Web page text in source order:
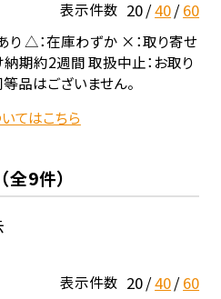
表示件数 20 40 60
り △：在庫わずか ×：取り寄せ
期約2週間 取扱中止：お取り
品はございません。
てはこちら
全9件）
表示件数 20 40 60